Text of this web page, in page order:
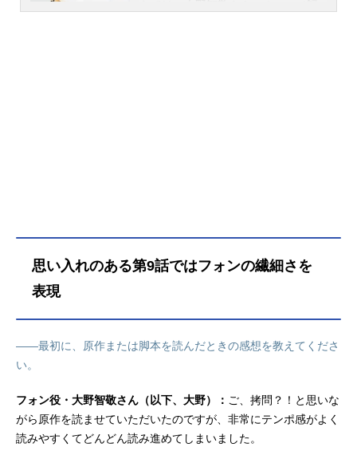
月22日（日）TOKYOMX・BS朝日ほ
一シウ：寺島拓篤ミケ：永塚拓馬ヒ
ウ：結木梢ネロ：羽鳥颯希フォン：
大野智敬スタッフ原作：次見やをら
督：追崎史敏シリーズ構成：雨宮ひ
思い入れのある第9話ではフォンの繊細さを
表現
――最初に、原作または脚本を読んだときの感想を教えてくださ
い。
フォン役・大野智敬さん（以下、大野）： ご、拷問？！と思いな
がら原作を読ませていただいたのですが、非常にテンポ感がよく
読みやすくてどんどん読み進めてしまいました。